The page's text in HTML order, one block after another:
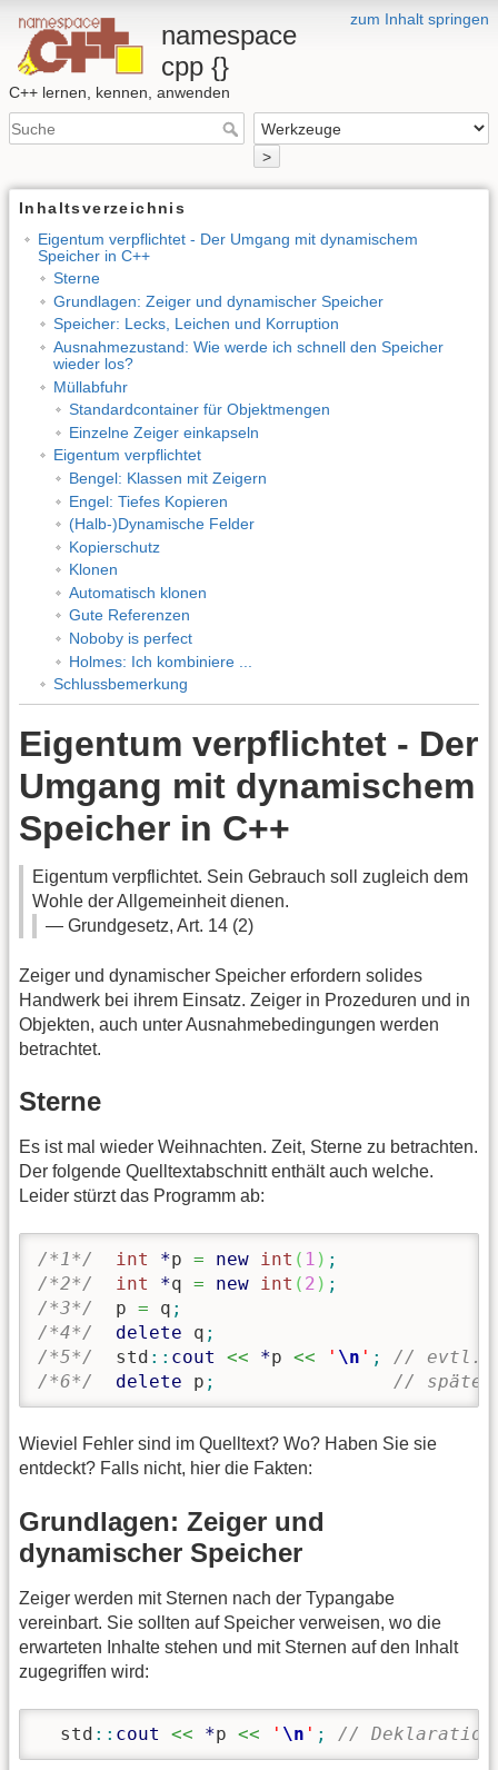
zum Inhalt springen
namespace
cpp {}
C++ lernen, kennen, anwenden
>
Inhaltsverzeichnis
Eigentum verpflichtet - Der Umgang mit dynamischem
Speicher in C++
Sterne
Grundlagen: Zeiger und dynamischer Speicher
Speicher: Lecks, Leichen und Korruption
Ausnahmezustand: Wie werde ich schnell den Speicher
wieder los?
Müllabfuhr
Standardcontainer für Objektmengen
Einzelne Zeiger einkapseln
Eigentum verpflichtet
Bengel: Klassen mit Zeigern
Engel: Tiefes Kopieren
(Halb-)Dynamische Felder
Kopierschutz
Klonen
Automatisch klonen
Gute Referenzen
Noboby is perfect
Holmes: Ich kombiniere ...
Schlussbemerkung
Eigentum verpflichtet - Der
Umgang mit dynamischem
Speicher in C++
Eigentum verpflichtet. Sein Gebrauch soll zugleich dem
Wohle der Allgemeinheit dienen.
— Grundgesetz, Art. 14 (2)
Zeiger und dynamischer Speicher erfordern solides
Handwerk bei ihrem Einsatz. Zeiger in Prozeduren und in
Objekten, auch unter Ausnahmebedingungen werden
betrachtet.
Sterne
Es ist mal wieder Weihnachten. Zeit, Sterne zu betrachten.
Der folgende Quelltextabschnitt enthält auch welche.
Leider stürzt das Programm ab:
/*1*/ int *p = new int ( 1 ) ;
/*2*/
int *q = new int ( 2 ) ;
/*3*/
  p
= q ;
/*4*/
delete q ;
/*5*/
  std
:: cout << *p << ' \n ' ;
// evtl.
/*6*/
delete p ; //
Wieviel Fehler sind im Quelltext? Wo? Haben Sie sie
entdeckt? Falls nicht, hier die Fakten:
Grundlagen: Zeiger und
dynamischer Speicher
Zeiger werden mit Sternen nach der Typangabe
vereinbart. Sie sollten auf Speicher verweisen, wo die
erwarteten Inhalte stehen und mit Sternen auf den Inhalt
zugegriffen wird:
  std
:: cout << *p << ' \n ' ; //